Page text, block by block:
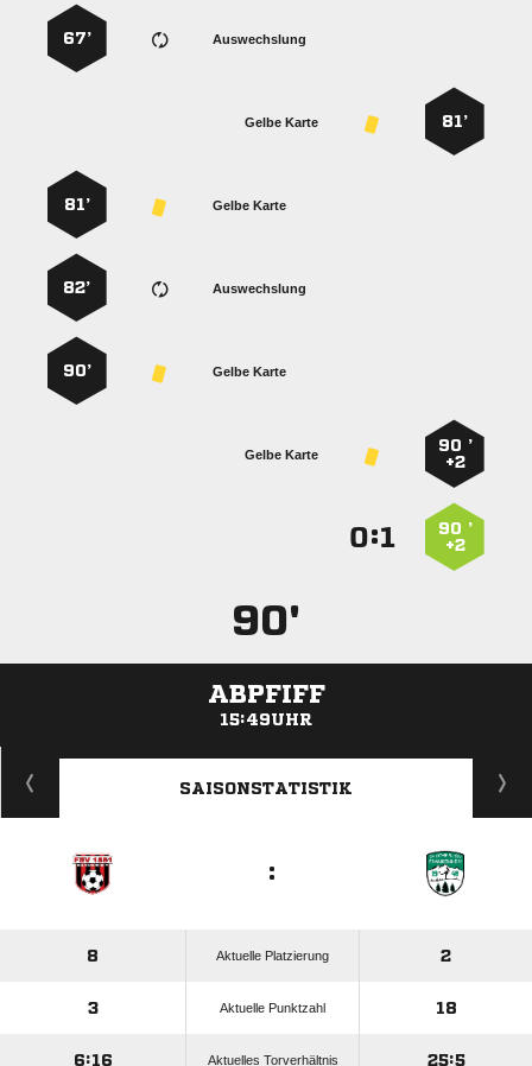
Auswechslung
67’
81’
Gelbe Karte
Gelbe Karte
81’
Auswechslung
82’
Gelbe Karte
90’
90 ’
+2
Gelbe Karte
90 ’
+2
:
90'
ABPFIFF
15:49UHR
ANZEIGE
SAISONSTATISTIK
:
8 Aktuelle Platzierung 2
3 Aktuelle Punktzahl 18
6:16 Aktuelles Torverhältnis 25:5